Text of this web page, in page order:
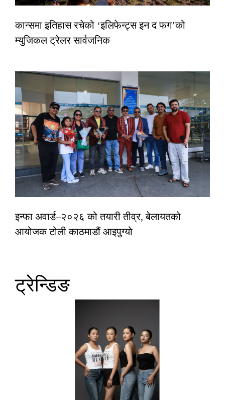
कान्समा इतिहास रचेको ‘इलिफेन्ट्स इन द फग’को
म्युजिकल ट्रेलर सार्वजनिक
इन्फा अवार्ड–२०२६ को तयारी तीव्र, बेलायतको
आयोजक टोली काठमाडौं आइपुग्यो
ट्रेन्डिङ